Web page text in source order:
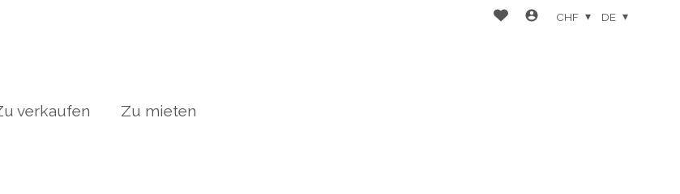
verkaufen Zu mieten
CHF DE